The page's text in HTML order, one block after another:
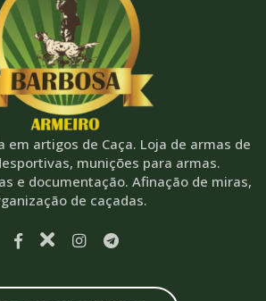
em artigos de Caça. Loja de armas de
munições para armas.
e documentação. Afinação de miras,
de caçadas.